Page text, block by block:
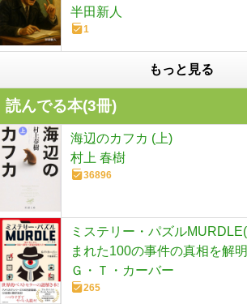
半田新人
1
もっと見る
読んでる本(3冊)
海辺のカフカ (上)
村上 春樹
36896
ミステリー・パズル
まれた100の事件の真相を解
Ｇ・Ｔ・カーバー
265